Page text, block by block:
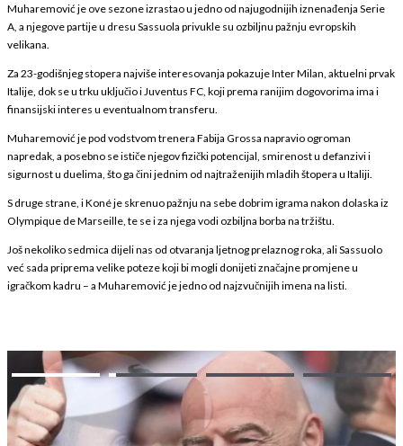
Muharemović je ove sezone izrastao u jedno od najugodnijih iznenađenja Serie
A, a njegove partije u dresu Sassuola privukle su ozbiljnu pažnju evropskih
velikana.
Za 23-godišnjeg stopera najviše interesovanja pokazujeInter Milan , aktuelni prvak
Italije, dok se u trku uključio i Juventus FC , koji prema ranijim dogovorima ima i
finansijski interes u eventualnom transferu.
Muharemović je pod vodstvom trenera Fabija Grossa napravio ogroman
napredak, a posebno se ističe njegov fizički potencijal, smirenost u defanzivi i
sigurnost u duelima, što ga čini jednim od najtraženijih mladih štopera u Italiji.
S druge strane, i Koné je skrenuo pažnju na sebe dobrim igrama nakon dolaska iz
Olympique de Marseille , te se i za njega vodi ozbiljna borba na tržištu.
Još nekoliko sedmica dijeli nas od otvaranja ljetnog prelaznog roka, ali Sassuolo
već sada priprema velike poteze koji bi mogli donijeti značajne promjene u
igračkom kadru – a Muharemović je jedno od najzvučnijih imena na listi.